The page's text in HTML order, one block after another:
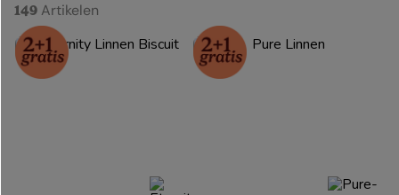
149 Artikelen